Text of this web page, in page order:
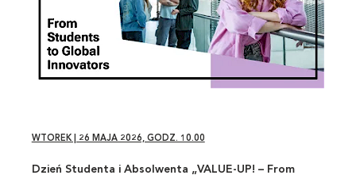
WTOREK | 26 MAJA 2026, GODZ. 10.00
Dzień Studenta i Absolwenta „VALUE-UP! – From